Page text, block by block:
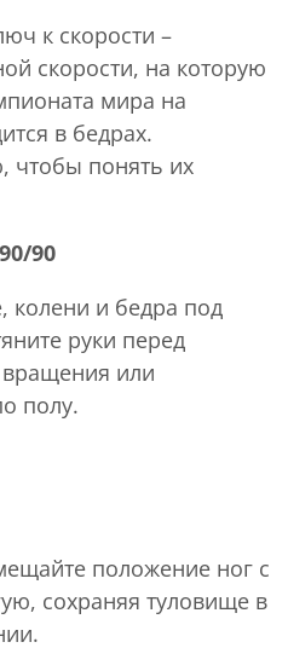
к скорости –
скорости, на которую
мира на
в бедрах.
чтобы понять их
90
колени и бедра под
руки перед
или
полу.
положение ног с
сохраняя туловище в